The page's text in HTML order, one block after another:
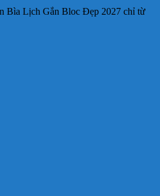
Bìa Lịch Gắn Bloc Đẹp 2027 chỉ từ